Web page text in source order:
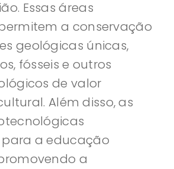
Essas áreas
a conservação
geológicas únicas,
fósseis e outros
de valor
Além disso, as
a educação
a